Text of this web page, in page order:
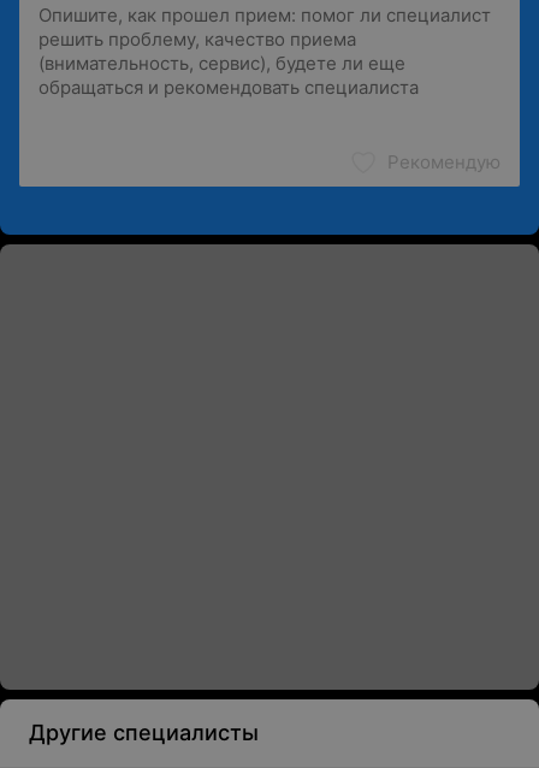
Рекомендую
Другие специалисты